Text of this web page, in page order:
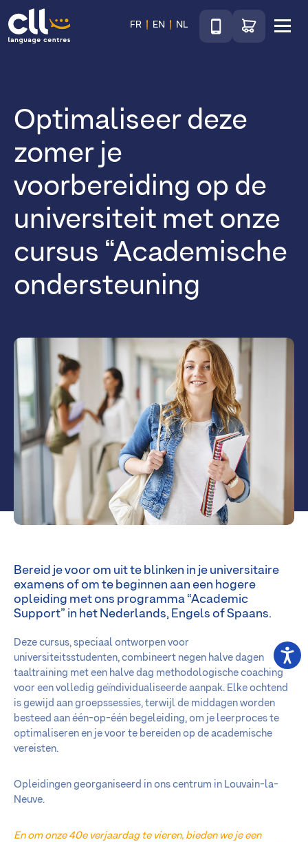
CLL
FR EN NL
TéléphoneGa naar de
Optimaliseer deze
zomer je
voorbereiding op de
universiteit met onze
cursus “Academische
ondersteuning
Bereid je voor om uit te blinken in je universitaire
examens of om te beginnen aan een hogere
opleiding met ons programma “Academic
Support” in het Nederlands, Engels of Spaans.
Deze cursus, speciaal ontworpen voor
universiteitsstudenten, combineert negen halve dagen
taaltraining met een halve dag methodologische coaching
voor een volledig geïndividualiseerde aanpak. Elke ochtend
is gewijd aan groepssessies, terwijl de middagen worden
besteed aan één-op-één begeleiding, om je leerproces te
optimaliseren en je voor te bereiden op de academische
vereisten.
Opleidingen georganiseerd in ons centrum in Louvain-la-
Neuve.
En om onze 40e verjaardag te vieren, bieden we je een